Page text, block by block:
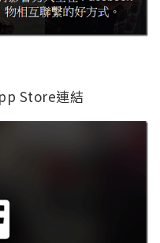
Store連結